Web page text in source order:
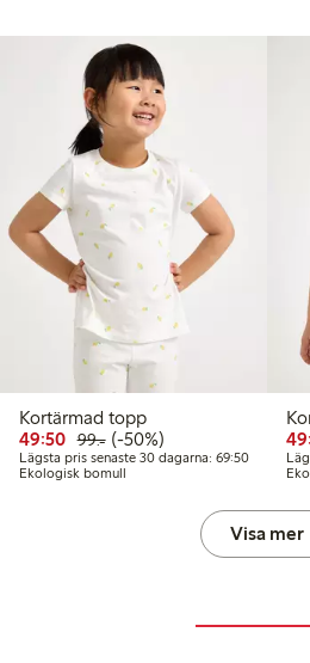
Kortärmad topp
49:50 Rabatterat pris: 49,50 kr
99:-Ordinarie pris: 99,00 kr
50% rabatt
(-50%)
Lägsta pris senaste 30 dagarna: 69:50Lägsta
Ekologisk bomull
Visa mer